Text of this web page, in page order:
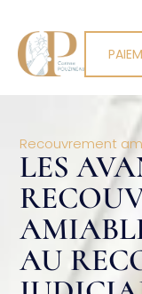
Recouvrement
LES
AU